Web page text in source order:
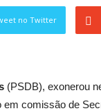
no Twitter
(PSDB), exonerou
em comissão de